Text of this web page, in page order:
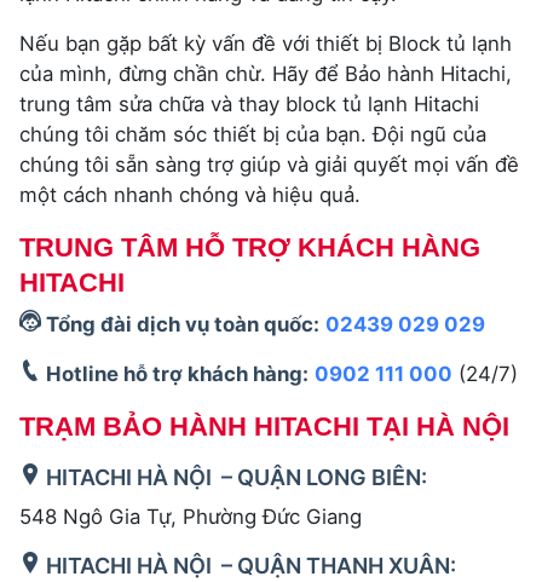
Nếu bạn gặp bất kỳ vấn đề với thiết bị Block tủ lạnh
của mình, đừng chần chừ. Hãy để Bảo hành Hitachi,
trung tâm sửa chữa và thay block tủ lạnh Hitachi
chúng tôi chăm sóc thiết bị của bạn. Đội ngũ của
chúng tôi sẵn sàng trợ giúp và giải quyết mọi vấn đề
một cách nhanh chóng và hiệu quả.
TRUNG TÂM HỖ TRỢ KHÁCH HÀNG
HITACHI
Tổng đài dịch vụ toàn quốc: 02439 029 029
Hotline hỗ trợ khách hàng: 0902 111 000 (24/7)
TRẠM BẢO HÀNH HITACHI TẠI HÀ NỘI
HITACHI HÀ NỘI – QUẬN LONG BIÊN:
548 Ngô Gia Tự, Phường Đức Giang
HITACHI HÀ NỘI – QUẬN THANH XUÂN: